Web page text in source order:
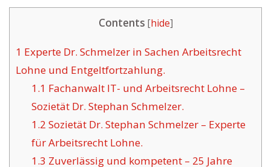
Contents [hide]
1 Experte Dr. Schmelzer in Sachen Arbeitsrecht
Lohne und Entgeltfortzahlung.
1.1 Fachanwalt IT- und Arbeitsrecht Lohne –
Sozietät Dr. Stephan Schmelzer.
1.2 Sozietät Dr. Stephan Schmelzer – Experte
für Arbeitsrecht Lohne.
1.3 Zuverlässig und kompetent – 25 Jahre